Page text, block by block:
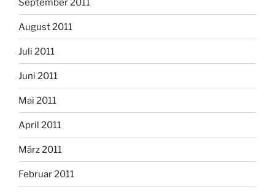
September 2011
August 2011
Juli 2011
Juni 2011
Mai 2011
April 2011
März 2011
Februar 2011